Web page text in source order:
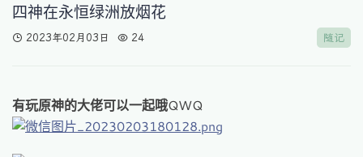
四神在永恒绿洲放烟花
2023年02月03日 24 随记
有玩原神的大佬可以一起哦QWQ